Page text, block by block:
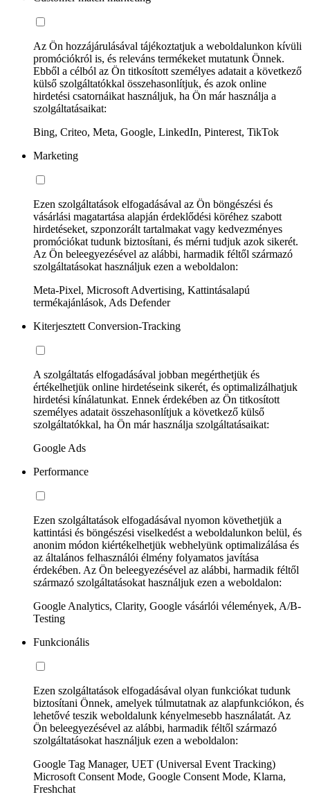
Az Ön hozzájárulásával tájékoztatjuk a weboldalunkon kívüli
promóciókról is, és releváns termékeket mutatunk Önnek.
Ebből a célból az Ön titkosított személyes adatait a következő
külső szolgáltatókkal összehasonlítjuk, és azok online
hirdetési csatornáikat használjuk, ha Ön már használja a
szolgáltatásaikat:
Bing, Criteo, Meta, Google, LinkedIn, Pinterest, TikTok
Marketing
Ezen szolgáltatások elfogadásával az Ön böngészési és
vásárlási magatartása alapján érdeklődési köréhez szabott
hirdetéseket, szponzorált tartalmakat vagy kedvezményes
promóciókat tudunk biztosítani, és mérni tudjuk azok sikerét.
Az Ön beleegyezésével az alábbi, harmadik féltől származó
szolgáltatásokat használjuk ezen a weboldalon:
Meta-Pixel, Microsoft Advertising, Kattintásalapú
termékajánlások, Ads Defender
Kiterjesztett Conversion-Tracking
A szolgáltatás elfogadásával jobban megérthetjük és
értékelhetjük online hirdetéseink sikerét, és optimalizálhatjuk
hirdetési kínálatunkat. Ennek érdekében az Ön titkosított
személyes adatait összehasonlítjuk a következő külső
szolgáltatókkal, ha Ön már használja szolgáltatásaikat:
Google Ads
Performance
Ezen szolgáltatások elfogadásával nyomon követhetjük a
kattintási és böngészési viselkedést a weboldalunkon belül, és
anonim módon kiértékelhetjük webhelyünk optimalizálása és
az általános felhasználói élmény folyamatos javítása
érdekében. Az Ön beleegyezésével az alábbi, harmadik féltől
származó szolgáltatásokat használjuk ezen a weboldalon:
Google Analytics, Clarity, Google vásárlói vélemények, A/B-
Testing
Funkcionális
Ezen szolgáltatások elfogadásával olyan funkciókat tudunk
biztosítani Önnek, amelyek túlmutatnak az alapfunkciókon, és
lehetővé teszik weboldalunk kényelmesebb használatát. Az
Ön beleegyezésével az alábbi, harmadik féltől származó
szolgáltatásokat használjuk ezen a weboldalon:
Google Tag Manager, UET (Universal Event Tracking)
Microsoft Consent Mode, Google Consent Mode, Klarna,
Freshchat